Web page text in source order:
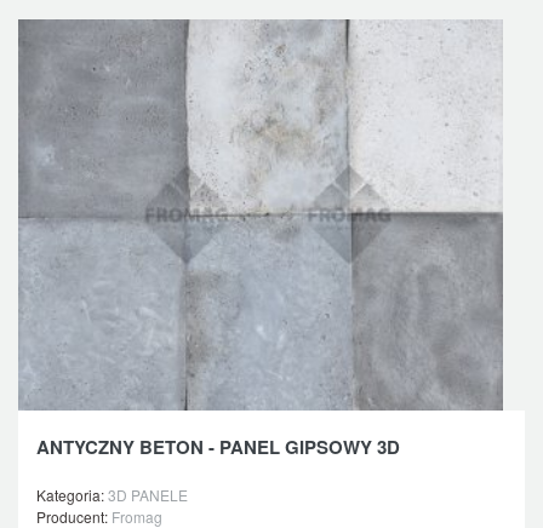
ANTYCZNY BETON - PANEL GIPSOWY 3D
Kategoria:3D PANELE
Producent: Fromag